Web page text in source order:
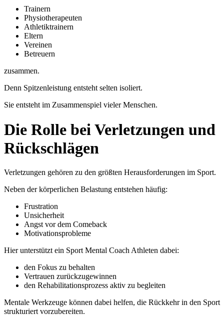
Trainern
Physiotherapeuten
Athletiktrainern
Eltern
Vereinen
Betreuern
zusammen.
Denn Spitzenleistung entsteht selten isoliert.
Sie entsteht im Zusammenspiel vieler Menschen.
Die Rolle bei Verletzungen und
Rückschlägen
Verletzungen gehören zu den größten Herausforderungen im Sport.
Neben der körperlichen Belastung entstehen häufig:
Frustration
Unsicherheit
Angst vor dem Comeback
Motivationsprobleme
Hier unterstützt ein Sport Mental Coach Athleten dabei:
den Fokus zu behalten
Vertrauen zurückzugewinnen
den Rehabilitationsprozess aktiv zu begleiten
Mentale Werkzeuge können dabei helfen, die Rückkehr in den Sport
strukturiert vorzubereiten.